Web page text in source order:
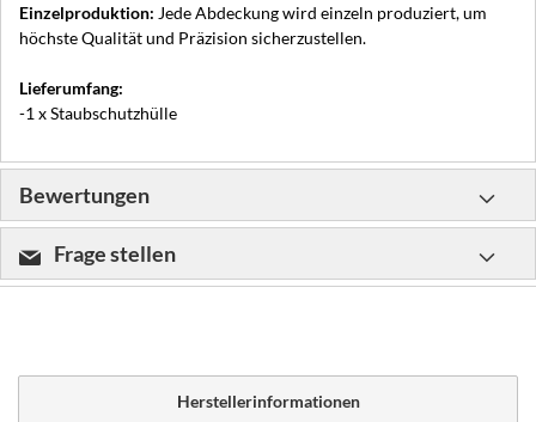
Einzelproduktion: Jede Abdeckung wird einzeln produziert, um
höchste Qualität und Präzision sicherzustellen.
Lieferumfang:
-1 x Staubschutzhülle
Bewertungen
Frage stellen
Herstellerinformationen